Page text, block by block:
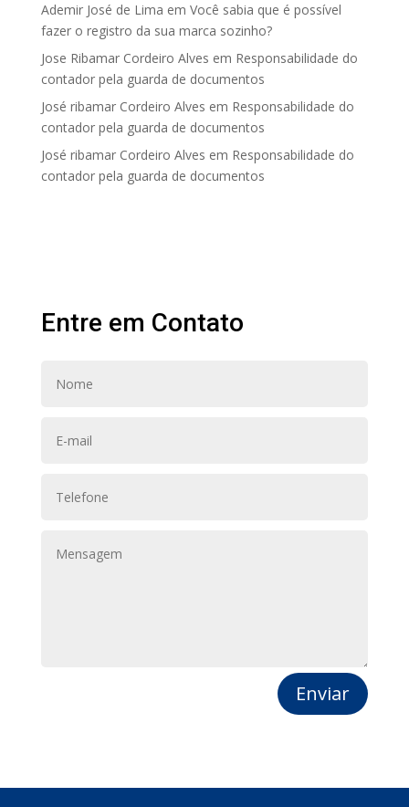
Ademir José de Lima em Você sabia que é possível
fazer o registro da sua marca sozinho?
Jose Ribamar Cordeiro Alves em Responsabilidade do
contador pela guarda de documentos
José ribamar Cordeiro Alves em Responsabilidade do
contador pela guarda de documentos
José ribamar Cordeiro Alves em Responsabilidade do
contador pela guarda de documentos
Entre em Contato
Enviar